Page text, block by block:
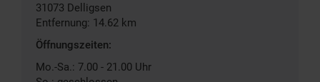
31073 Delligsen
Entfernung: 14.62 km
Öffnungszeiten:
Mo.-Sa.: 7.00 - 21.00 Uhr